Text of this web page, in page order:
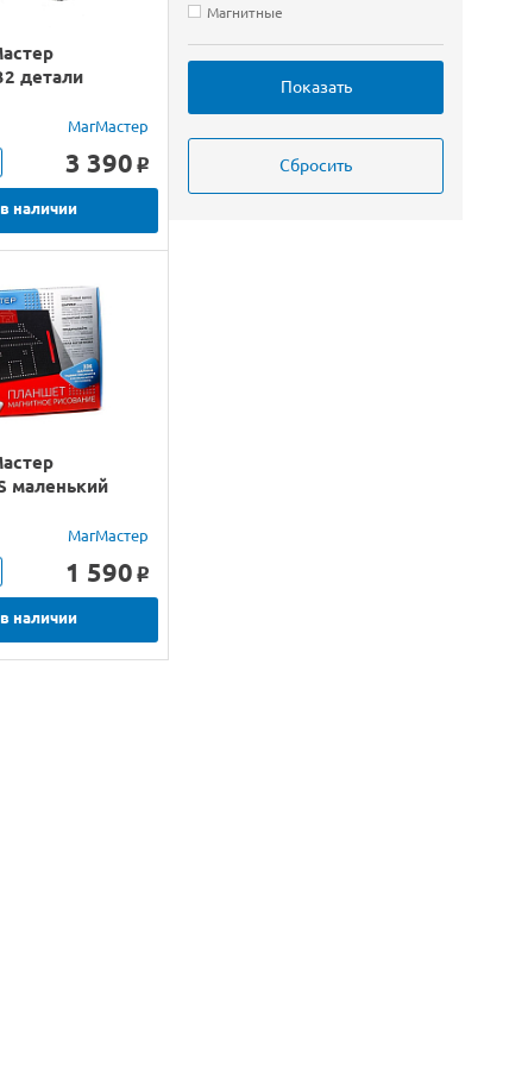
Магнитные
детали
МагМастер
3 390 o
наличии
маленький
МагМастер
1 590 o
наличии